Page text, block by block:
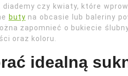
diademy czy kwiaty, które
buty na obcasie lub baleriny
zapomnieć o bukiecie
oraz koloru.
idealną